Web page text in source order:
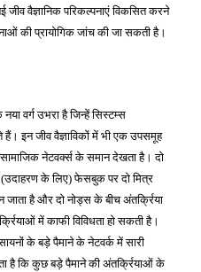
जीव वैज्ञानिक परिकल्पनाएं विकसित करने
की प्रायोगिक जांच की जा सकती है।
वर्ग उभरा है जिन्हें सिस्टम्स
हैं। इन जीव वैज्ञाविकों में भी एक उपसमूह
नेटवर्क्स के समान देखता है। दो
(उदाहरण के लिए)फेसबुक पर दो मित्र
है और दो नोड्स के बीच अंतर्क्रिया
में काफी विविधता हो सकती है।
के बड़े पैमाने के नेटवर्क में सारी
है कि कुछ बड़े पैमाने की अंतर्क्रियाओं के